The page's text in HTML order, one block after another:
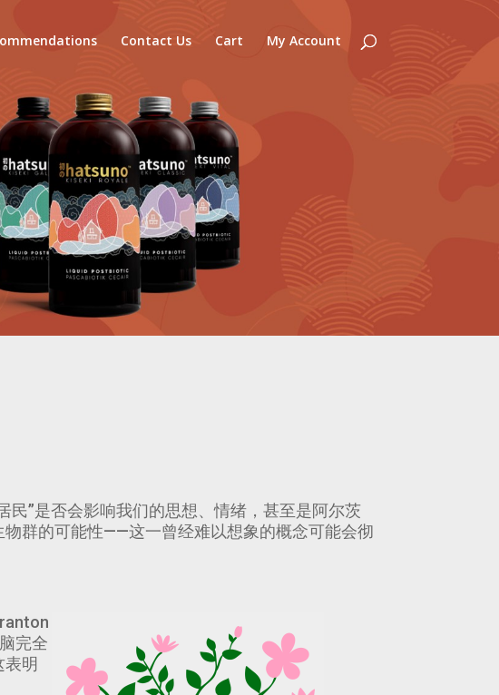
Contact Us Cart My Account
”是否会影响我们的思想、情绪，甚至是阿尔茨
群的可能性——这一曾经难以想象的概念可能会彻
完全
明